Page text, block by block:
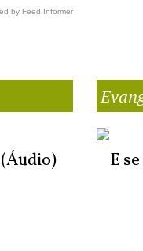
by Feed Informer
E